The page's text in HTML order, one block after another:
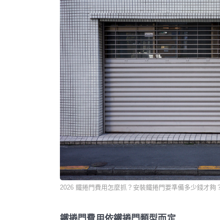
2026 鐵捲門費用怎麼抓？安裝鐵捲門要準備多少錢才夠